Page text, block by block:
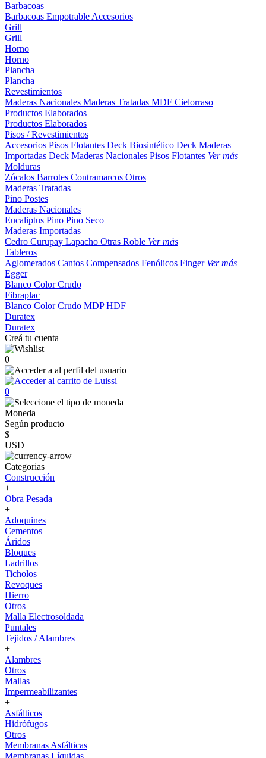
Barbacoas
Barbacoas Empotrable Accesorios
Grill
Grill
Horno
Horno
Plancha
Plancha
Revestimientos
Maderas Nacionales Maderas Tratadas MDF Cielorraso
Productos Elaborados
Productos Elaborados
Pisos / Revestimientos
Accesorios Pisos Flotantes Deck Biosintético Deck Maderas
Importadas Deck Maderas Nacionales Pisos Flotantes Ver más
Molduras
Zócalos Barrotes Contramarcos Otros
Maderas Tratadas
Pino Postes
Maderas Nacionales
Eucaliptus Pino Pino Seco
Maderas Importadas
Cedro Curupay Lapacho Otras Roble Ver más
Tableros
Aglomerados Cantos Compensados Fenólicos Finger Ver más
Egger
Blanco ColorCrudo
Fibraplac
Blanco ColorCrudo MDPHDF
Duratex
Duratex
Creá tu cuenta
0
0
Moneda
Según producto
$
USD
Categorias
Construcción
+
Obra Pesada
+
Adoquines
Cementos
Áridos
Bloques
Ladrillos
Ticholos
Revoques
Hierro
Otros
Malla Electrosoldada
Puntales
Tejidos / Alambres
+
Alambres
Otros
Mallas
Impermeabilizantes
+
Asfálticos
Hidrófugos
Otros
Membranas Asfálticas
Membranas Líquidas